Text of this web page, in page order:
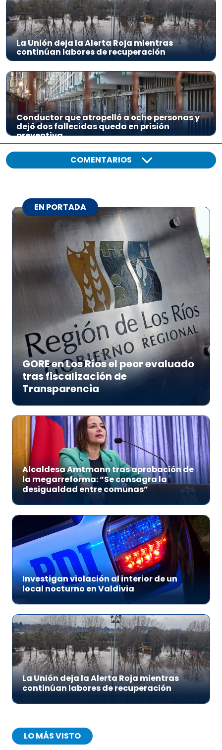
La Unión deja la Alerta Roja mientras
continúan labores de recuperación
Conductor que atropelló a ocho personas y
dejó dos fallecidas queda en prisión
preventiva
COMENTARIOS
EN PORTADA
GORE en Los Ríos el peor evaluado
tras fiscalización de
Transparencia
Alcaldesa Amtmann tras aprobación de
la megarreforma: “Se consagra la
desigualdad entre comunas”
Investigan violación al interior de un
local nocturno en Valdivia
La Unión deja la Alerta Roja mientras
continúan labores de recuperación
LO MÁS VISTO